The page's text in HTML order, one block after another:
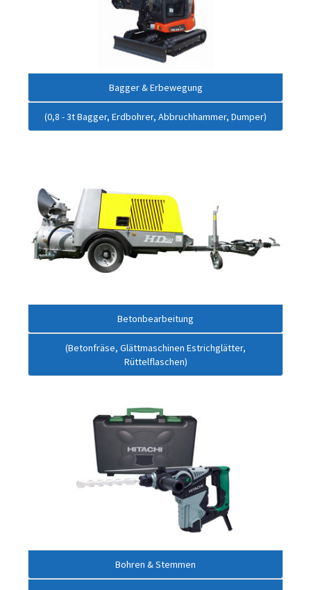
Bagger & Erbewegung
(0,8 - 3t Bagger, Erdbohrer, Abbruchhammer, Dumper)
Betonbearbeitung
(Betonfräse, Glättmaschinen Estrichglätter,
Rüttelflaschen)
Bohren & Stemmen